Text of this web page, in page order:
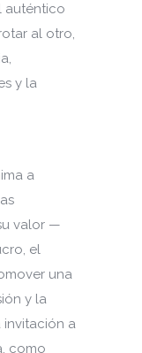
auténtico
al otro,
y la
a
valor —
el
una
y la
invitación a
como